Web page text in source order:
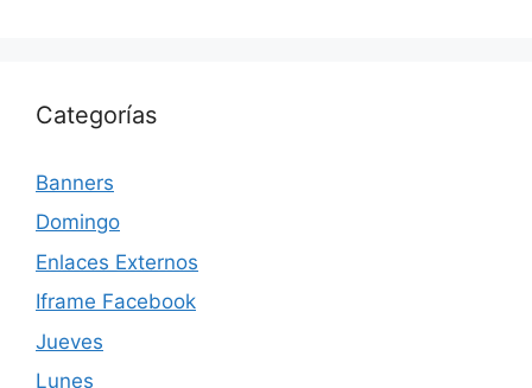
Categorías
Banners
Domingo
Enlaces Externos
Iframe Facebook
Jueves
Lunes